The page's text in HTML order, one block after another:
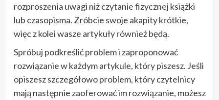
rozproszenia uwagi niż czytanie fizycznej książki
lub czasopisma. Zróbcie swoje akapity krótkie,
więc z kolei wasze artykuły również będą.
Spróbuj podkreślić problem i zaproponować
rozwiązanie w każdym artykule, który piszesz. Jeśli
opiszesz szczegółowo problem, który czytelnicy
mają następnie zaoferować im rozwiązanie, możesz